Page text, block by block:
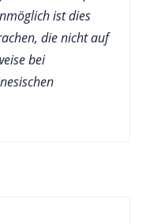
ist dies
die nicht auf
bei